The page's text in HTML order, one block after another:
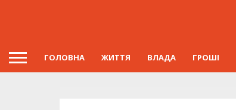
ГОЛОВНА ЖИТТЯ ВЛАДА ГРОШІ